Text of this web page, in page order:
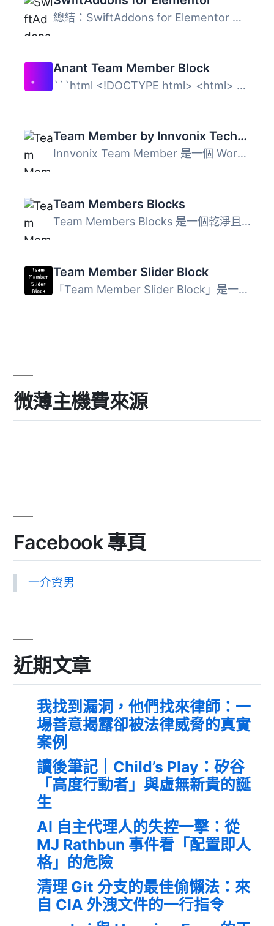
總結：SwiftAddons for Elementor 是一個輕量級的附加組件包...
Anant Team Member Block
```html <!DOCTYPE html> <html> <body> ...
Team Member by Innvonix Technologies
Innvonix Team Member 是一個 WordPress 外掛，提供 Slider ...
Team Members Blocks
Team Members Blocks 是一個乾淨且易於使用的團隊成員外掛，...
Team Member Slider Block
「Team Member Slider Block」是一個非常適合展示團隊成員資...
微薄主機費來源
Facebook 專頁
一介資男
近期文章
我找到漏洞，他們找來律師：一
場善意揭露卻被法律威脅的真實
案例
讀後筆記｜Child’s Play：矽谷
「高度行動者」與虛無新貴的誕
生
AI 自主代理人的失控一擊：從
MJ Rathbun 事件看「配置即人
格」的危險
清理 Git 分支的最佳偷懶法：來
自 CIA 外洩文件的一行指令